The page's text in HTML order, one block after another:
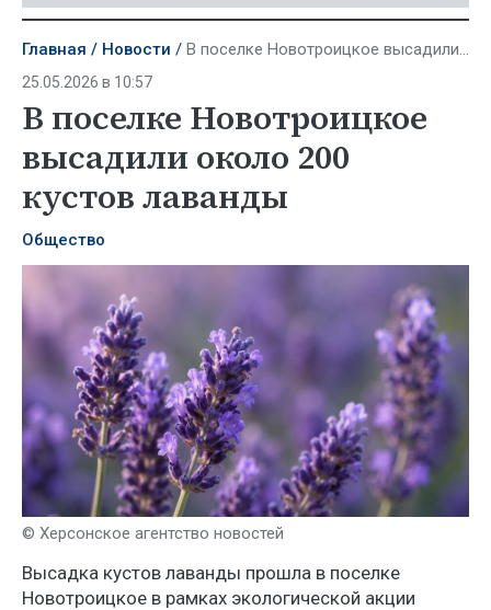
Главная Новости В поселке Новотроицкое высадили около 200 кустов лаванды
25.05.2026 в 10:57
В поселке Новотроицкое
высадили около 200
кустов лаванды
Общество
© Херсонское агентство новостей
Высадка кустов лаванды прошла в поселке
Новотроицкое в рамках экологической акции